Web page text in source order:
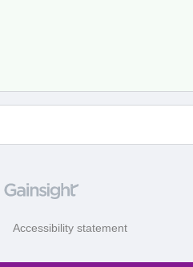
Accessibility statement